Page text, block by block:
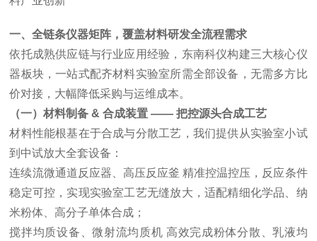
一、全链条仪器矩阵，覆盖材料研发全流程需求
依托成熟供应链与行业应用经验，东南科仪构建三大核心仪
器板块，一站式配齐材料实验室所需全部设备，无需多方比
价对接，大幅降低采购与运维成本。
（一）材料制备 & 合成装置 —— 把控源头合成工艺
材料性能根基在于合成与分散工艺，我们提供从实验室小试
到中试放大全套设备：
连续流微通道反应器、高压反应釜 精准控温控压，反应条件
稳定可控，实现实验室工艺无缝放大，适配精细化学品、纳
米粉体、高分子单体合成；
搅拌均质设备、微射流均质机 高效完成粉体分散、乳液均